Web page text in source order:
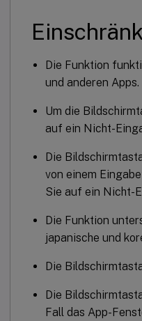
Die Funktion
und anderen Apps.
Um die
auf ein Nicht-
Die
von einem
Sie auf ein Nicht-
Die Funktion
japanische und
Die
Die
Fall das App-